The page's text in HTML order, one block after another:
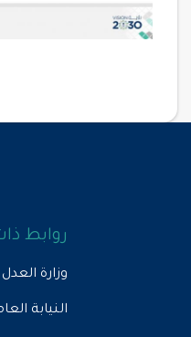
روابط
وزارة العدل
النيابة العامة